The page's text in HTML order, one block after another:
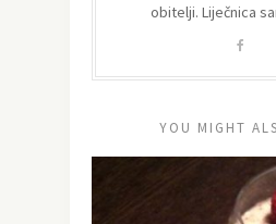
obitelji. Liječnica
YOU MIGHT